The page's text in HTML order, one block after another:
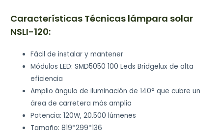
Características Técnicas lámpara solar
NSLI-120:
Fácil de instalar y mantener
Módulos LED: SMD5050 100 Leds Bridgelux de alta
eficiencia
Amplio ángulo de iluminación de 140° que cubre un
área de carretera más amplia
Potencia: 120W, 20.500 lúmenes
Tamaño: 819*299*136